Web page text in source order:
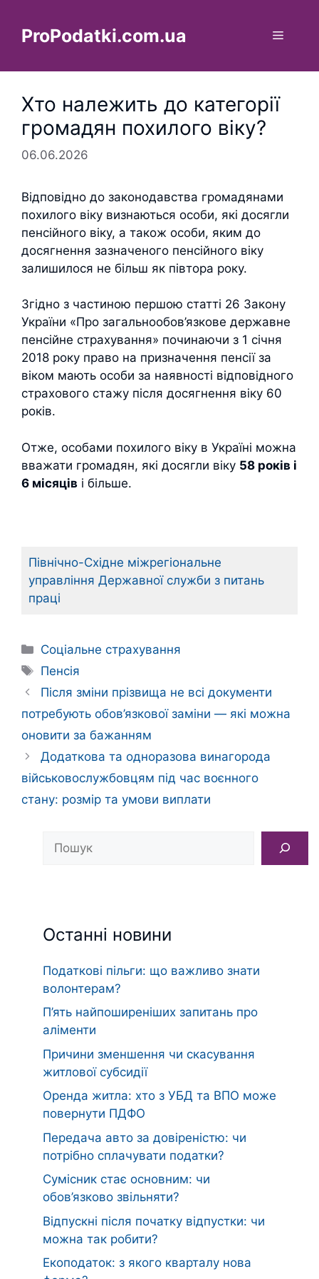
вмістуProPodatki.com.ua Меню
Хто належить до категорії
громадян похилого віку?
06.06.2026
Відповідно до законодавства громадянами
похилого віку визнаються особи, які досягли
пенсійного віку, а також особи, яким до
досягнення зазначеного пенсійного віку
залишилося не більш як півтора року.
Згідно з частиною першою статті 26 Закону
України «Про загальнообов’язкове державне
пенсійне страхування» починаючи з 1 січня
2018 року право на призначення пенсії за
віком мають особи за наявності відповідного
страхового стажу після досягнення віку 60
років.
Отже, особами похилого віку в Україні можна
вважати громадян, які досягли віку 58 років і
6 місяців і більше.
Північно-Східне міжрегіональне
управління Державної служби з питань
праці
Категорії
Соціальне страхування
Позначки
Пенсія
Після зміни прізвища не всі документи
потребують обов’язкової заміни — які можна
оновити за бажанням
Додаткова та одноразова винагорода
військовослужбовцям під час воєнного
стану: розмір та умови виплати
Останні новини
Податкові пільги: що важливо знати
волонтерам?
П’ять найпоширеніших запитань про
аліменти
Причини зменшення чи скасування
житлової субсидії
Оренда житла: хто з УБД та ВПО може
повернути ПДФО
Передача авто за довіреністю: чи
потрібно сплачувати податки?
Сумісник стає основним: чи
обов’язково звільняти?
Відпускні після початку відпустки: чи
можна так робити?
Екоподаток: з якого кварталу нова